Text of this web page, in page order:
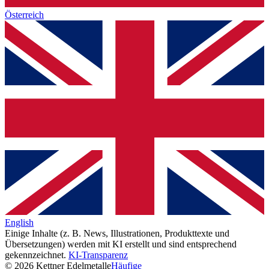
Österreich
English
Einige Inhalte (z. B. News, Illustrationen, Produkttexte und
Übersetzungen) werden mit KI erstellt und sind entsprechend
gekennzeichnet. KI-Transparenz
© 2026 Kettner EdelmetalleHäufige